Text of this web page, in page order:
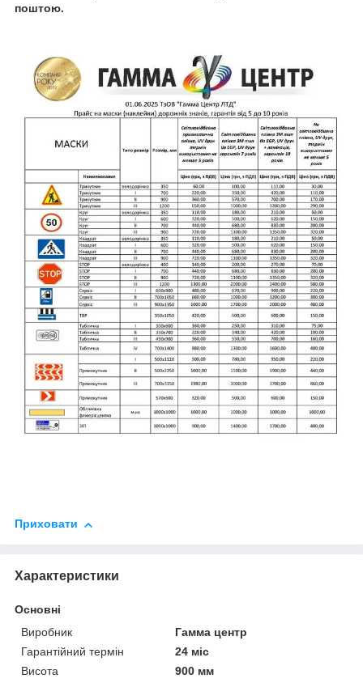
поштою.
Приховати
Характеристики
Основні
Виробник
Гамма центр
Гарантійний термін
24 міс
Висота
900 мм